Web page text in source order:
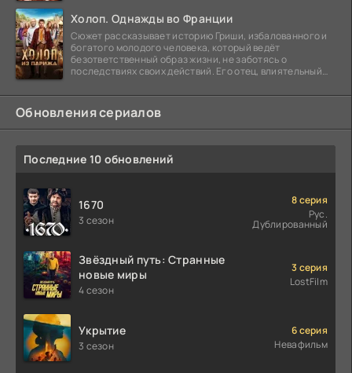
Холоп. Однажды во Франции
Сюжет рассказывает историю Гриши, избалованного и
богатого молодого человека, который ведёт
безответственный образ жизни, не заботясь о
последствиях своих действий. Его отец, влиятельный
Обновления сериалов
Последние 10 обновлений
1670
3 сезон
8 серия
Рус.
Дублированный
Звёздный путь: Странные
новые миры
4 сезон
3 серия
LostFilm
Укрытие
3 сезон
6 серия
Невафильм